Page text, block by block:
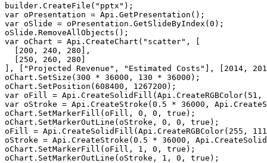
builder.CreateFile("pptx");
var oPresentation = Api.GetPresentation();
var oSlide = oPresentation.GetSlideByIndex(0);
oSlide.RemoveAllObjects();
var oChart = Api.CreateChart("scatter", [
  [200, 240, 280],
  [250, 260, 280]
], ["Projected Revenue", "Estimated Costs"], [2014,
oChart.SetSize(300 * 36000, 130 * 36000);
oChart.SetPosition(608400, 1267200);
var oFill =
var oStroke = Api.CreateStroke(0.5 * 36000,
oChart.SetMarkerFill(oFill, 0, 0, true);
oChart.SetMarkerOutLine(oStroke, 0, 0, true);
oFill = Api.CreateSolidFill(Api.CreateRGBColor(255,
oStroke = Api.CreateStroke(0.5 * 36000,
oChart.SetMarkerFill(oFill, 1, 0, true);
oChart.SetMarkerOutLine(oStroke, 1, 0, true);